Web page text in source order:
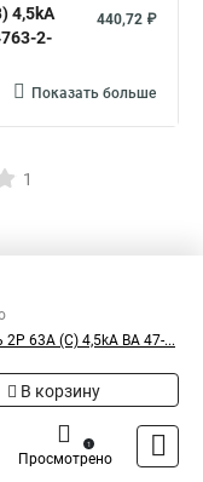
4,5kA
2-
440,72 ₽
Показать больше
1
63А (C) 4,5kA ВА 47-...
В корзину
Просмотрено
1